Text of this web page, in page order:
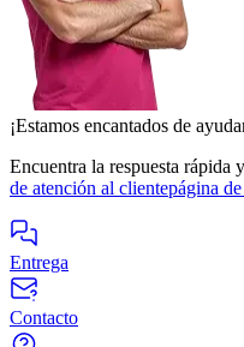
¡Estamos encantados de
Encuentra la respuesta rápida
de atención al clientepágina
Entrega
Contacto